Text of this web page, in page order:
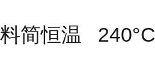
料简恒温 240°C